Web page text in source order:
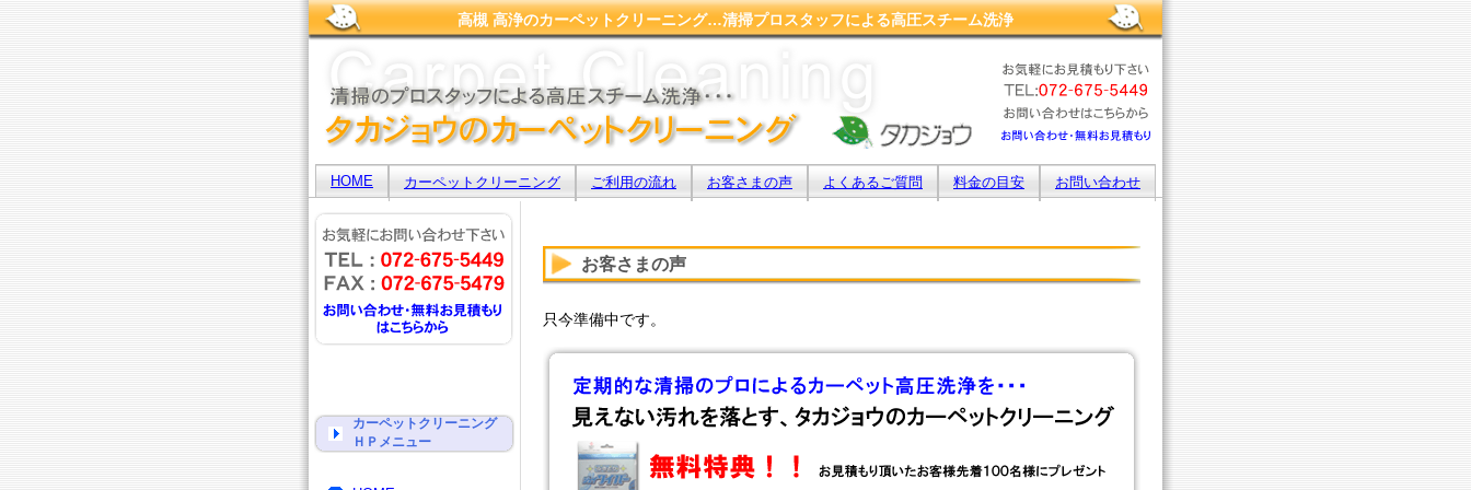
高槻 高浄のカーペットクリーニング…清掃プロスタッフによる高圧スチーム洗浄
HOME カーペットクリーニング ご利用の流れ お客さまの声 よくあるご質問 料金の目安 お問い合わせ
お客さまの声
只今準備中です。
カーペットクリーニング
ＨＰメニュー